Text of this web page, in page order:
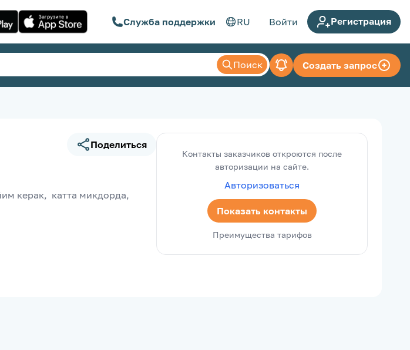
Служба поддержки RU Войти Регистрация
Поиск Создать запрос
Поделиться
керак,  катта микдорда,
Контакты заказчиков откроются после
авторизации на сайте.
Авторизоваться
Показать контакты
Преимущества тарифов